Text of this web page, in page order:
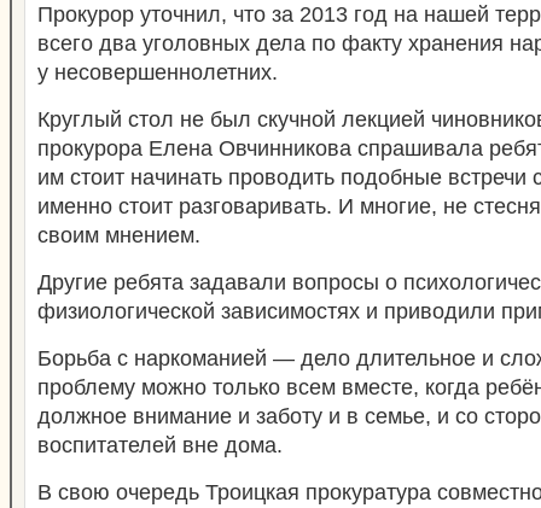
Прокурор уточнил, что за 2013 год на нашей
всего два уголовных дела по факту хранения
у несовершеннолетних.
Круглый стол не был скучной лекцией
прокурора Елена Овчинникова спрашивала
им стоит начинать проводить подобные встречи
именно стоит разговаривать. И многие, не
своим мнением.
Другие ребята задавали вопросы о
физиологической зависимостях и приводили
Борьба с наркоманией — дело длительное и
проблему можно только всем вместе, когда
должное внимание и заботу и в семье, и со
воспитателей вне дома.
В свою очередь Троицкая прокуратура